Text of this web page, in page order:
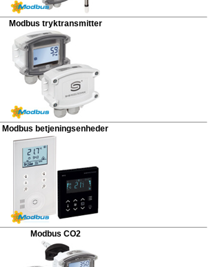
Modbus tryktransmitter
Modbus betjeningsenheder
Modbus CO2